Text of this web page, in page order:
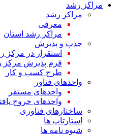
مراکز رشد
مراکز رشد
معرفی
مراکز رشد استان
جذب و پذیرش
استقرار در مرکز
فرم پذیرش مرکز
طرح کسب و کار
واحدهای فناور
واحدهای مستقر
واحدهای خروج یافته
ساختارهای فناوری
استارتاپ ها
شیوه نامه ها